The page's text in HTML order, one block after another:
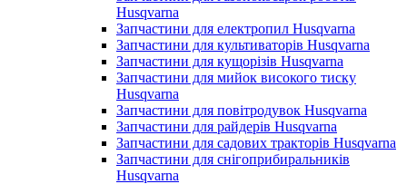
Husqvarna
Запчастини для електропил Husqvarna
Запчастини для культиваторів Husqvarna
Запчастини для кущорізів Husqvarna
Запчастини для мийок високого тиску
Husqvarna
Запчастини для повітродувок Husqvarna
Запчастини для райдерів Husqvarna
Запчастини для садових тракторів Husqvarna
Запчастини для снігоприбиральників
Husqvarna